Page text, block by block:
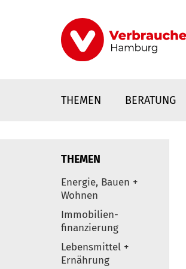
THEMEN BERATUNG
Elemente
THEMEN
Energie, Bauen +
Wohnen
Immobilien-
finanzierung
Lebensmittel +
Ernährung